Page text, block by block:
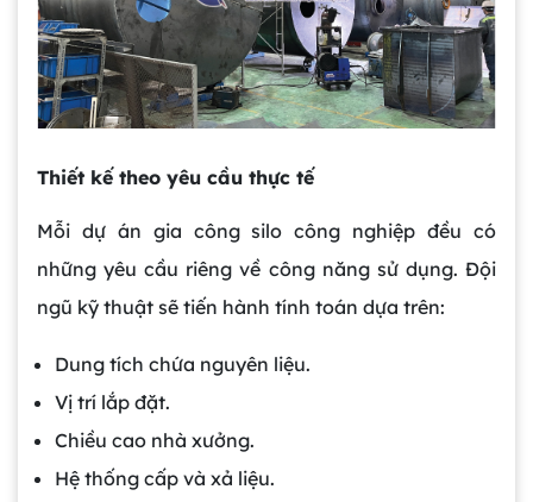
Thiết kế theo yêu cầu thực tế
Mỗi dự án gia công silo công nghiệp đều có
những yêu cầu riêng về công năng sử dụng. Đội
ngũ kỹ thuật sẽ tiến hành tính toán dựa trên:
Dung tích chứa nguyên liệu.
Vị trí lắp đặt.
Chiều cao nhà xưởng.
Hệ thống cấp và xả liệu.